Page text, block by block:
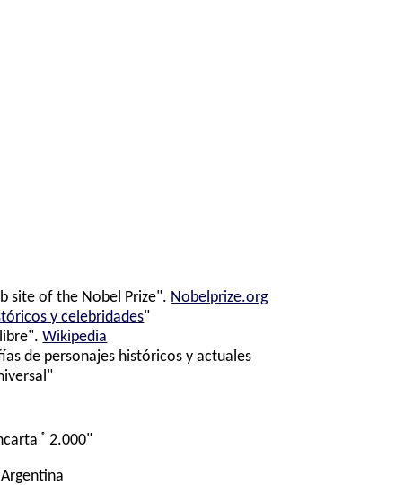
site of the Nobel Prize". Nobelprize.org
y celebridades"
libre".Wikipedia
de personajes históricos y actuales
® 2.000"